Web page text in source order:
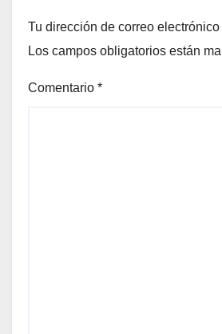
Tu dirección de correo
Los campos obligatorios están
Comentario *